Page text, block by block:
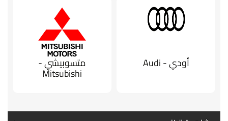
أودي - Audi متسوبيشي -
Mitsubishi